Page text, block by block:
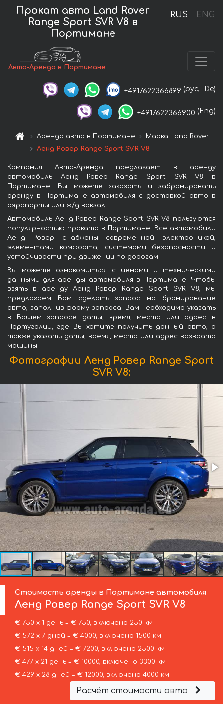
RUS ENG
Прокат авто Land Rover
Range Sport SVR V8 в
Портимане
Авто-Аренда в Портимане
+4917622366899 (рус, De)
+4917622366900 (Eng)
Аренда авто в Портимане
Марка Land Rover
Ленд Ровер Range Sport SVR V8
Компания Авто-Аренда предлагает в аренду
автомобиль Ленд Ровер Range Sport SVR V8 в
Портимане. Вы можете заказать и забронировать
аренду в Портимане автомобиля с доставкой авто в
аэропорты или ж/д вокзал.
Автомобиль Ленд Ровер Range Sport SVR V8 пользуются
популярностью проката в Портимане. Все автомобили
Ленд Ровер снабжены современной электроникой,
элементами комфорта, системами безопасности и
устойчивости при движении по дорогам.
Вы можете ознакомиться с ценами и техническими
данными для аренды автомобиля в Портимане. Чтобы
взять в аренду Ленд Ровер Range Sport SVR V8, мы
предлагаем Вам сделать запрос на бронирование
авто, заполнив форму запроса. Вам необходимо указать
в Вашем запросе даты, время, место или адрес в
Португалии, где Вы хотите получить данный авто, а
также указать даты, время, место или адрес возврата
машины.
Фотографии Ленд Ровер Range Sport
SVR V8:
Стоимость аренды в Портимане автомобиля
Ленд Ровер Range Sport SVR V8
€ 750 х 1 день = € 750, включено 250 км
€ 572 х 7 дней = € 4000, включено 1500 км
€ 515 х 14 дней = € 7200, включено 2500 км
€ 477 х 21 день = € 10000, включено 3300 км
€ 429 х 28 дней = € 12000, включено 4000 км
Расчёт стоимости авто